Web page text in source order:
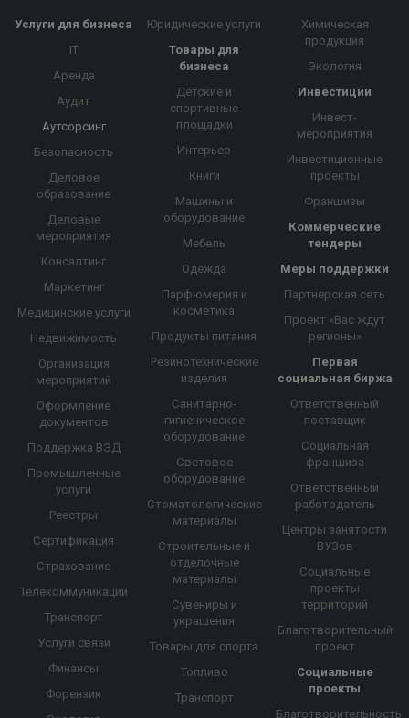
Услуги для бизнеса
IT
Аренда
Аудит
Аутсорсинг
Безопасность
Деловое
образование
Деловые
мероприятия
Консалтинг
Маркетинг
Медицинские услуги
Недвижимость
Организация
мероприятий
Оформление
документов
Поддержка ВЭД
Промышленные
услуги
Реестры
Сертификация
Страхование
Телекоммуникации
Транспорт
Услуги связи
Финансы
Форензик
Юридические услуги
Товары для
бизнеса
Детские и
спортивные
площадки
Интерьер
Книги
Машины и
оборудование
Мебель
Одежда
Парфюмерия и
косметика
Продукты питания
Резинотехнические
изделия
Санитарно-
гигиеническое
оборудование
Световое
оборудование
Стоматологические
материалы
Строительные и
отделочные
материалы
Сувениры и
украшения
Товары для спорта
Топливо
Транспорт
Химическая
продукция
Экология
Инвестиции
Инвест-
мероприятия
Инвестиционные
проекты
Франшизы
Коммерческие
тендеры
Меры поддержки
Партнерская сеть
Проект «Вас ждут
регионы»
Первая
социальная биржа
Ответственный
поставщик
Социальная
франшиза
Ответственный
работодатель
Центры занятости
ВУЗов
Социальные
проекты
территорий
Благотворительный
проект
Социальные
проекты
Благотворительность